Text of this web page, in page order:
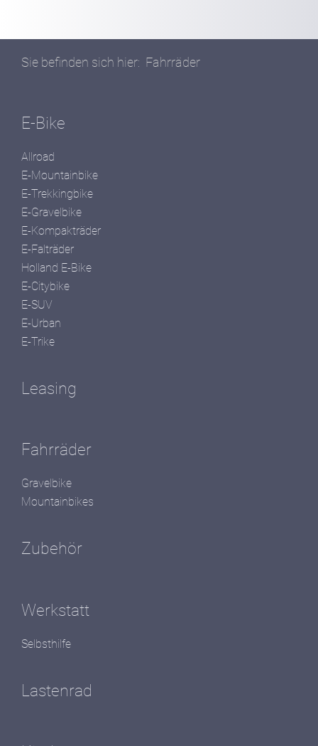
Sie befinden sich hier: Fahrräder
E-Bike
Allroad
E-Mountainbike
E-Trekkingbike
E-Gravelbike
E-Kompakträder
E-Falträder
Holland E-Bike
E-Citybike
E-SUV
E-Urban
E-Trike
Leasing
Fahrräder
Gravelbike
Mountainbikes
Zubehör
Werkstatt
Selbsthilfe
Lastenrad